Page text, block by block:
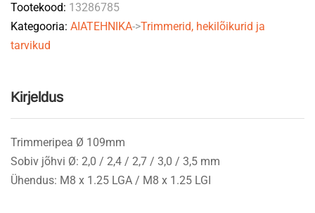
M8x1.25
LGI
quantity
Tootekood: 13286785
Kategooria: AIATEHNIKA->Trimmerid, hekilõikurid ja
tarvikud
Kirjeldus
Trimmeripea Ø 109mm
Sobiv jõhvi Ø: 2,0 / 2,4 / 2,7 / 3,0 / 3,5 mm
Ühendus: M8 x 1.25 LGA / M8 x 1.25 LGI